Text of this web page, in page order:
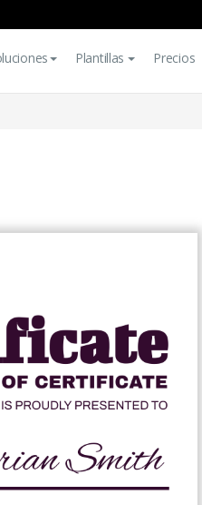
Plantillas Precios